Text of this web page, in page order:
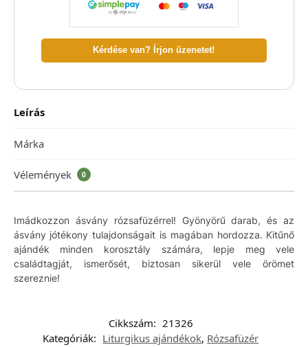
Kérdése van? Írjon üzenetet!
Leírás
Márka
Vélemények 0
Imádkozzon ásvány rózsafüzérrel! Gyönyörű darab, és az
ásvány jótékony tulajdonságait is magában hordozza. Kitűnő
ajándék minden korosztály számára, lepje meg vele
családtagját, ismerősét, biztosan sikerül vele örömet
szereznie!
Cikkszám: 21326
Kategóriák: Liturgikus ajándékok, Rózsafüzér